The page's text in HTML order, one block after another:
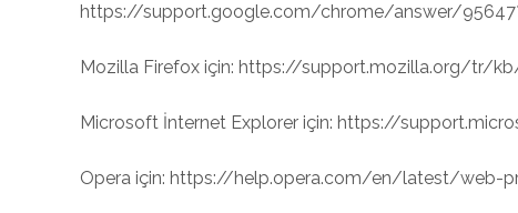
https://support.google.com/chrome/answer/
Mozilla Firefox için: https://support.mozilla.org/tr/
Microsoft İnternet Explorer için: https://
Opera için: https://help.opera.com/en/latest/web-